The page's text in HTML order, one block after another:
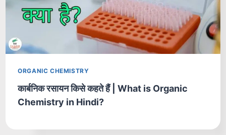
ORGANIC CHEMISTRY
कार्बनिक रसायन किसे कहते हैं | What is Organic
Chemistry in Hindi?